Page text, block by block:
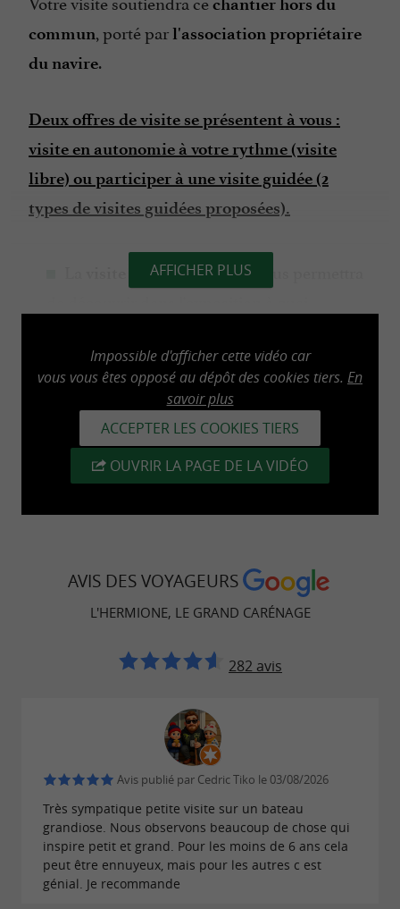
commun, porté parl'association propriétaire
du navire.
Deux offres de visite se présentent à vous :
visite en autonomie à votre rythme (visite
libre) ou participer à une visite guidée (2
types de visites guidées proposées).
visite libre(environ 1h) vous permettra
aventures et le projet associatif qui en est à
l'origine. Vous monterez ensuite à bord et
accéderez aux deux premiers ponts du
Lavisite guidée histoire & découverte
immersion dans l'histoire de la frégate, les
défis de sa construction à Rochefort pendant
17 ans, ses navigations et son grand carénage.
Vous accéderez au pont supérieur et aux
dortoirs de l'équipage, sous le pont de
Lavisite guidée grand carénage (1h30)**
cette visite permet de comprendre dans les
détails ce qu'est le grand carénage, ce
chantier extraordinaire qui a démarré à
l'automne 2021. Descente au fond de la forme
AFFICHER PLUS
Impossible d'afficher cette vidéo car
vous vous êtes opposé au dépôt des cookies tiers. En
savoir plus
ACCEPTER LES COOKIES TIERS
OUVRIR LA PAGE DE LA VIDÉO
AVIS DES VOYAGEURS
L'HERMIONE, LE GRAND CARÉNAGE
282 avis
Avis publié par Cedric Tiko le 03/08/2026
Très sympatique petite visite sur un bateau
grandiose. Nous observons beaucoup de chose qui
inspire petit et grand. Pour les moins de 6 ans cela
peut être ennuyeux, mais pour les autres c est
génial. Je recommande